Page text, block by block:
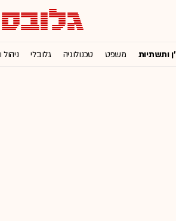
ותשתיות משפט טכנולוגיה גלובלי ניהול